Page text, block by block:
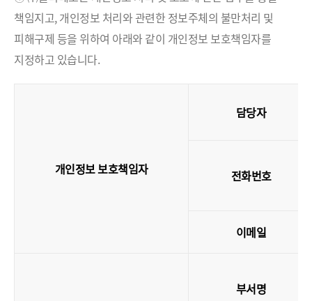
책임지고, 개인정보 처리와 관련한 정보주체의 불만처리 및
피해구제 등을 위하여 아래와 같이 개인정보 보호책임자를
지정하고 있습니다.
개인정보 보호책임자
담당자
전화번호
이메일
부서명